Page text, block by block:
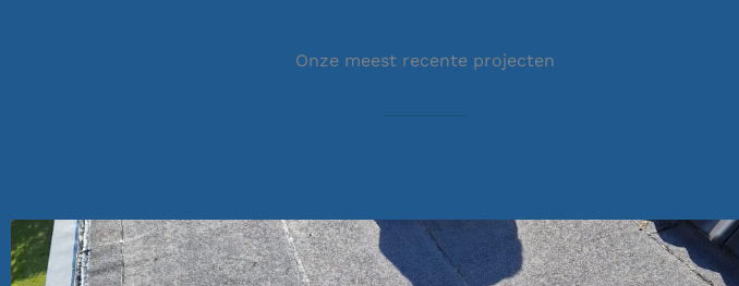
Onze meest recente projecten